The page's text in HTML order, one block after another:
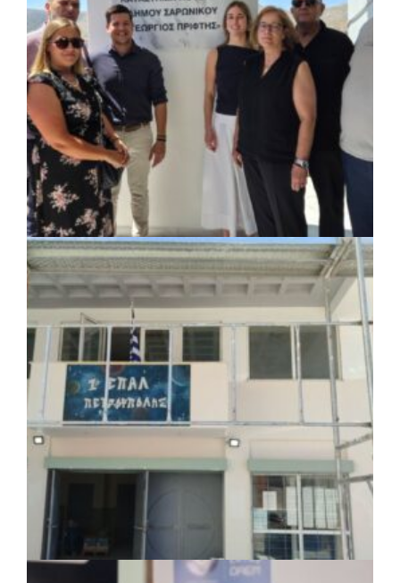
ΚΟΙΝΩΝΙΑ | 07/08/2026 · 18:01
Το Δημοτικό Κατάστημα Κουβαρά φέρει
πλέον το όνομα «Γεώργιος Πρίφτης»
ΤΟΠΙΚΗ ΑΥΤΟΔΙΟΙΚΗΣΗ 07/08/2026 · 17:45